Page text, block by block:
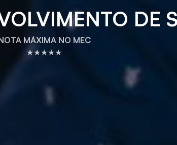
DE
MÁXIMA NO MEC
★★★★★